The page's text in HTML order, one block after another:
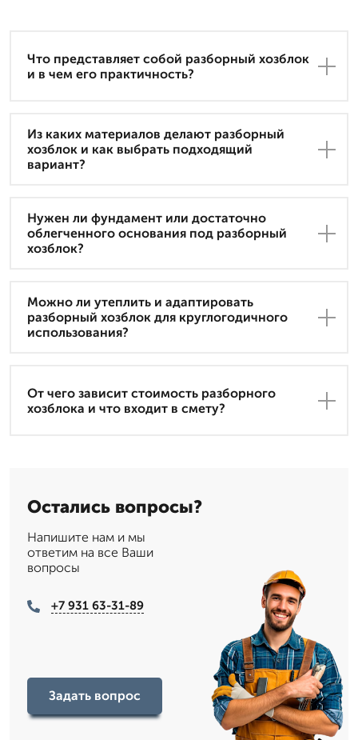
Что представляет собой разборный хозблок
и в чем его практичность?
Из каких материалов делают разборный
хозблок и как выбрать подходящий
вариант?
Нужен ли фундамент или достаточно
облегченного основания под разборный
хозблок?
Можно ли утеплить и адаптировать
разборный хозблок для круглогодичного
использования?
От чего зависит стоимость разборного
хозблока и что входит в смету?
Остались вопросы?
Напишите нам и мы
ответим на все Ваши
вопросы
+7 931 63-31-89
Задать вопрос